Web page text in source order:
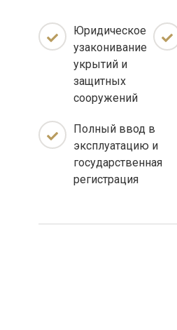
Юридическое
узаконивание
укрытий и
защитных
сооружений
Полный ввод в
эксплуатацию и
государственная
регистрация